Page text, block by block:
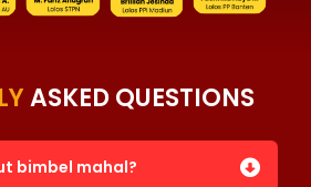
ASKED QUESTIONS
bimbel mahal?